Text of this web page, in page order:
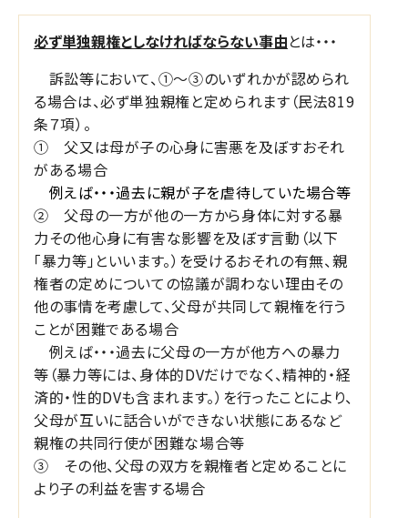
必ず単独親権としなければならない事由とは・・・
訴訟等において、①～③のいずれかが認められ
る場合は、必ず単独親権と定められます（民法819
条７項）。
① 父又は母が子の心身に害悪を及ぼすおそれ
がある場合
例えば・・・過去に親が子を虐待していた場合等
② 父母の一方が他の一方から身体に対する暴
力その他心身に有害な影響を及ぼす言動（以下
「暴力等」といいます。）を受けるおそれの有無、親
権者の定めについての協議が調わない理由その
他の事情を考慮して、父母が共同して親権を行う
ことが困難である場合
例えば・・・過去に父母の一方が他方への暴力
等（暴力等には、身体的DVだけでなく、精神的・経
済的・性的DVも含まれます。）を行ったことにより、
父母が互いに話合いができない状態にあるなど
親権の共同行使が困難な場合等
③ その他、父母の双方を親権者と定めることに
より子の利益を害する場合